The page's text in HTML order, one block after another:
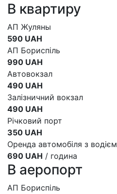
В квартиру
АП Жуляны
590 UAH
АП Бориспіль
990 UAH
Автовокзал
490 UAH
Залізничний вокзал
490 UAH
Річковий порт
350 UAH
Оренда автомобіля з водієм
690 UAH / година
В аеропорт
АП Бориспіль